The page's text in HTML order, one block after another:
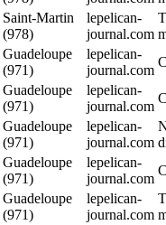
Saint-Martin
(978)
lepelican-
journal.com
Guadeloupe
(971)
lepelican-
journal.com
Guadeloupe
(971)
lepelican-
journal.com
Guadeloupe
(971)
lepelican-
journal.com
Guadeloupe
(971)
lepelican-
journal.com
Guadeloupe
(971)
lepelican-
journal.com